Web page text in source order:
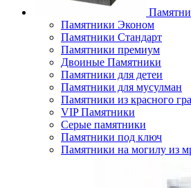
Памятники Эконом
Памятники Стандарт
Памятники премиум
Двоиные Памятники
Памятники для детеи
Памятники для мусулман
Памятники из красного
VIP Памятники
Серые памятники
Памятники под ключ
Памятники на могилу из